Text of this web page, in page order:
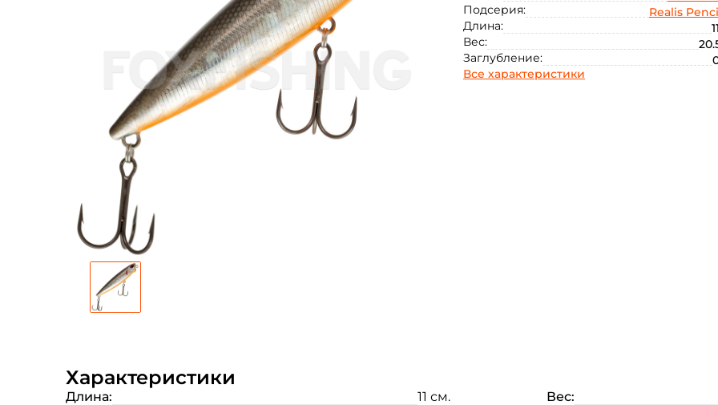
Подсерия:
Realis
Длина:
Вес:
Заглубление:
Все характеристики
Характеристики
Длина: 11 см.
Вес: